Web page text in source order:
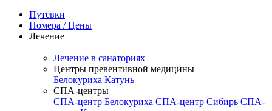
Путёвки
Номера / Цены
Лечение
Лечение в санаториях
Центры превентивной медицины
Белокуриха Катунь
СПА-центры
СПА-центр Белокуриха СПА-центр Сибирь СПА-